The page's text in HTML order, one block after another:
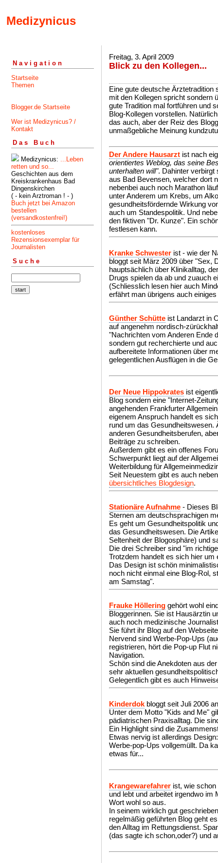
Medizynicus
Navigation
Startseite
Themen
Blogger.de Startseite
Wer ist Medizynicus? /
Kontakt
Das Buch
Medizynicus: ...Leben
retten und so...
Geschichten aus dem
Kreiskrankenhaus Bad
Dingenskirchen
( - kein Arztroman ! - )
Buch jetzt bei Amazon
bestellen
(versandkostenfrei!)
kostenloses
Rezensionsexemplar für
Journalisten
Suche
Freitag, 3. April 2009
Blick zu den Kollegen...
Eine gute deutsche
mit den Kollegen spricht sondern
gute Tradition mal fortführen und
Blog-Kollegen vorstellen.
das auch, aber der Reiz des
unmaßgebliche Meinung
Der Andere Hausarzt ist nach
orientiertes Weblog, das seine
unterhalten will". Dahinter verbirgt
aus Bad Bevensen, welcher dort
nebenbei auch noch Marathon
unter Anderem um Krebs, um
gesundheitsfördernde Wirkung
auch um Standespolitik. Und
den fiktiven "Dr. Kunze". Ein
festlesen kann.
Kranke Schwester ist - wie der
bloggt seit März 2009 über "Sex,
hauptsächlich über Klinikalltag,
Drugs spielen da ab und zuauch
(Schliesslich lesen hier auch
erfährt man übrigens auch
Günther Schütte ist Landarzt in
auf angenehm nordisch-
"Nachrichten vom Anderen Ende
sondern gut recherchierte und
aufbereitete Informationen über
gelegentlichen Ausflügen in die
Der Neue Hippokrates ist
Blog sondern eine "Internet-
angehenden Frankfurter
eigenem Anspruch handelt es
rund um das Gesundheitswesen.
anderen Gesundheitsberufen,
Beiträge zu schreiben.
Außerdem gibt es ein offenes
Schwerpunkt liegt auf der
Weiterbildung für
Seit Neuestem gibt es auch
übersichtliches Blogdesign.
Stationäre Aufnahme - Dieses
Sternen am deutschsprachigen
Es geht um Gesundheitspolitik
das Gesundheitswesen. Die
Seltenheit der Blogosphäre) und
Die drei Schreiber sind "im
Trotzdem handelt es sich hier
Das Design ist schön
noch nicht einmal eine Blog-Rol,
am Samstag".
Frauke Höllering gehört wohl
Bloggerinnen. Sie ist Hausärztin
auch noch medizinische
Sie führt ihr Blog auf den
Nervend sind Werbe-Pop-Ups
registrieren, hört die Pop-up Flut
Navigation.
Schön sind die Anekdoten aus
sehr aktuellen
Gelegentlich gibt es auch
Kinderdok bloggt seit Juli 2006
Unter dem Motto "Kids and Me"
pädiatrischen Praxisalltag. Die
Ein Highlight sind die
Etwas nervig ist allerdings
Werbe-pop-Ups vollgemüllt. Da
etwas für...
Krangewarefahrer ist, wie
und lebt und arbeitet irgendwo
Wort wohl so aus.
In seinem wirklich gut
regelmäßig geführten Blog geht
den Alltag im Rettungsdienst.
(das sagte ich schon,oder?) und